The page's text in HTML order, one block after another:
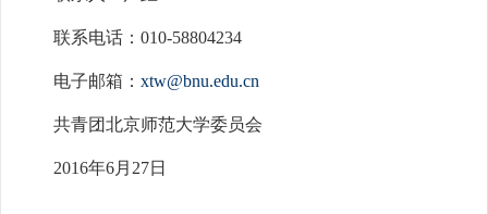
联系电话：010-58804234
电子邮箱： xtw@bnu.edu.cn
共青团北京师范大学委员会
2016年6月27日